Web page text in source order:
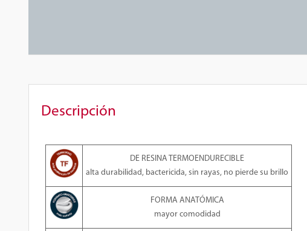
Descripción
DE RESINA TERMOENDURECIBLE
alta durabilidad, bactericida, sin rayas, no pierde su brillo
FORMA ANATÓMICA
mayor comodidad